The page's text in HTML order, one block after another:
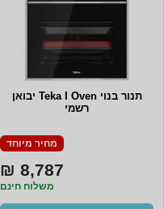
תנור בנוי Teka I Oven יבואן
רשמי
מחיר מיוחד
8,787 ₪
משלוח חינם